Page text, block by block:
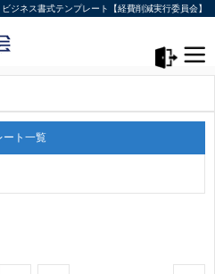
ジネス書式テンプレート【経費削減実行委員会】
ート一覧